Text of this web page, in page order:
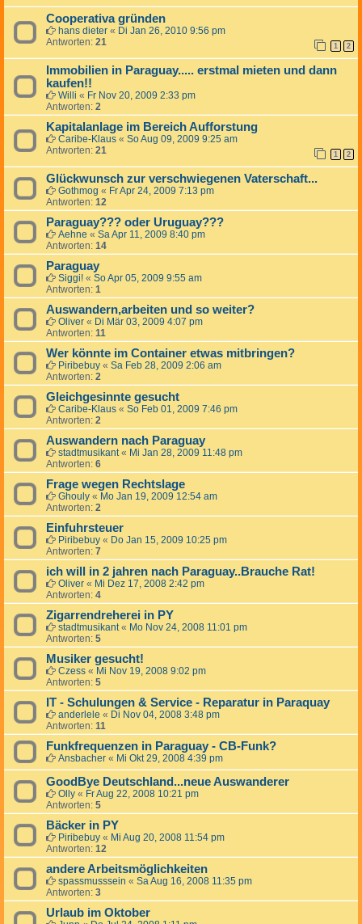
Cooperativa gründen
hans dieter « Di Jan 26, 2010 9:56 pm
Antworten: 21 1 2
Immobilien in Paraguay..... erstmal mieten und dann
kaufen!!
Willi « Fr Nov 20, 2009 2:33 pm
Antworten: 2
Kapitalanlage im Bereich Aufforstung
Caribe-Klaus « So Aug 09, 2009 9:25 am
Antworten: 21 1 2
Glückwunsch zur verschwiegenen Vaterschaft...
Gothmog « Fr Apr 24, 2009 7:13 pm
Antworten: 12
Paraguay??? oder Uruguay???
Aehne « Sa Apr 11, 2009 8:40 pm
Antworten: 14
Paraguay
Siggi! « So Apr 05, 2009 9:55 am
Antworten: 1
Auswandern,arbeiten und so weiter?
Oliver « Di Mär 03, 2009 4:07 pm
Antworten: 11
Wer könnte im Container etwas mitbringen?
Piribebuy « Sa Feb 28, 2009 2:06 am
Antworten: 2
Gleichgesinnte gesucht
Caribe-Klaus « So Feb 01, 2009 7:46 pm
Antworten: 2
Auswandern nach Paraguay
stadtmusikant« Mi Jan 28, 2009 11:48 pm
Antworten: 6
Frage wegen Rechtslage
Ghouly « Mo Jan 19, 2009 12:54 am
Antworten: 2
Einfuhrsteuer
Piribebuy « Do Jan 15, 2009 10:25 pm
Antworten: 7
ich will in 2 jahren nach Paraguay..Brauche Rat!
Oliver « Mi Dez 17, 2008 2:42 pm
Antworten: 4
Zigarrendreherei in PY
stadtmusikant« Mo Nov 24, 2008 11:01 pm
Antworten: 5
Musiker gesucht!
Czess « Mi Nov 19, 2008 9:02 pm
Antworten: 5
IT - Schulungen & Service - Reparatur in Paraquay
anderlele « Di Nov 04, 2008 3:48 pm
Antworten: 11
Funkfrequenzen in Paraguay - CB-Funk?
Ansbacher « Mi Okt 29, 2008 4:39 pm
GoodBye Deutschland...neue Auswanderer
Olly « Fr Aug 22, 2008 10:21 pm
Antworten: 5
Bäcker in PY
Piribebuy « Mi Aug 20, 2008 11:54 pm
Antworten: 12
andere Arbeitsmöglichkeiten
spassmusssein « Sa Aug 16, 2008 11:35 pm
Antworten: 3
Urlaub im Oktober